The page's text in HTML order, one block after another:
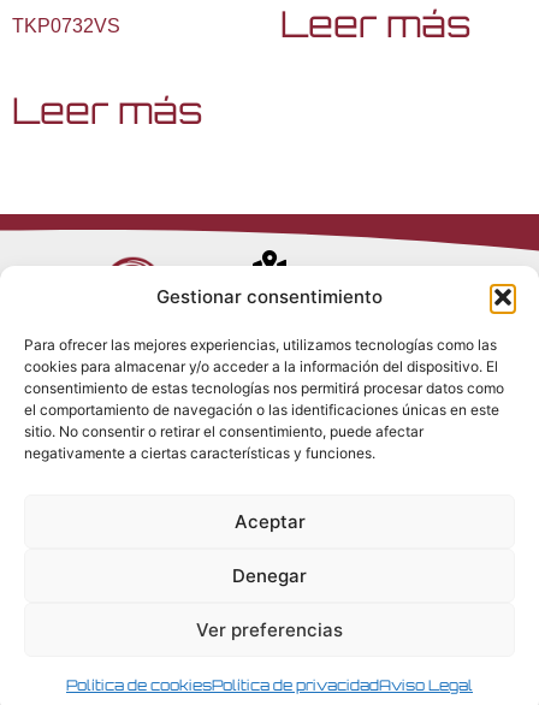
Gestionar consentimiento
Para ofrecer las mejores experiencias, utilizamos tecnologías como las
cookies para almacenar y/o acceder a la información del dispositivo. El
consentimiento de estas tecnologías nos permitirá procesar datos como
el comportamiento de navegación o las identificaciones únicas en este
sitio. No consentir o retirar el consentimiento, puede afectar
negativamente a ciertas características y funciones.
Aceptar
Denegar
Ver preferencias
Política de cookiesPolítica de privacidadAviso Legal
TKP0732VS
Leer más
Leer más
Avenida de
28017 Madrid
(España)
(+34) 910 917
info@tenki-
Política de
Privacidad
Política de
Cookies